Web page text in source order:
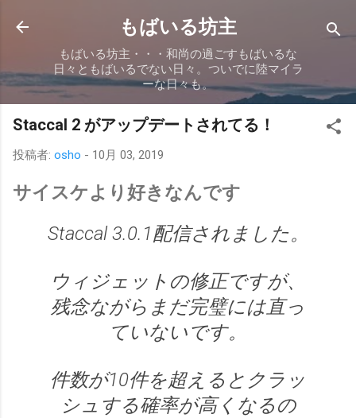
スキップしてメイン コンテンツに移動
もばいる坊主
もばいる坊主・・・和尚の過ごすもばいるな
日々ともばいるでない日々。ついでに陸マイラ
ーな日々も。
Staccal 2 がアップデートされてる！
投稿者: osho - 10月 03, 2019
サイスケより好きなんです
Staccal 3.0.1配信されました。
ウィジェットの修正ですが、
残念ながらまだ完璧には直っ
ていないです。
件数が10件を超えるとクラッ
シュする確率が高くなるの